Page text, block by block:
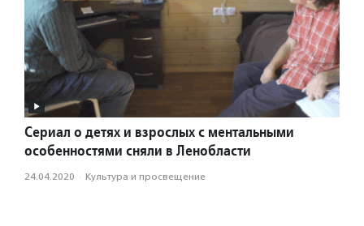
Сериал о детях и взрослых с ментальными
особенностями сняли в Ленобласти
24.04.2020 · Культура и просвещение